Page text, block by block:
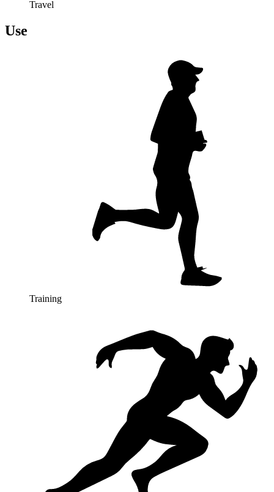
Travel
Use
Training